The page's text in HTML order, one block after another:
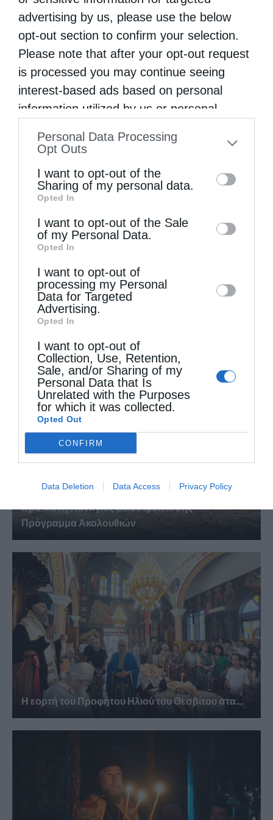
advertising by us, please use the below
opt-out section to confirm your selection.
Please note that after your opt-out request
is processed you may continue seeing
interest-based ads based on personal
information utilized by us or personal
to your opt-out. You may separately opt-out
information by third parties on the IAB’s list
of downstream participants. This
information may also be disclosed by us to
third parties on theIAB’s List of
Downstream Participants
disclose it to other third parties.
Personal Data Processing
Opt Outs
I want to opt-out of the
Sharing of my personal data.
Opted In
I want to opt-out of the Sale
of my Personal Data.
Opted In
I want to opt-out of
processing my Personal
Data for Targeted
Advertising.
Opted In
I want to opt-out of
Collection, Use, Retention,
Sale, and/or Sharing of my
Personal Data that Is
Unrelated with the Purposes
for which it was collected.
Opted Out
CONFIRM
Data Deletion Data Access Privacy Policy
Στο Προσκύνημα τουΓενεσίου της
Υπεραγίας Θεοτόκου Γορίτσας Βόλου
(Παναγία Τρύπα)θα τελεστεί Ιερά
Παράκληση την Τετάρτη 27/5 στις 17.00.
ΜΗΤΡΌΠΟΛΗ ΔΗΜΗΤΡΙΆΔΟΣ
ΜΟΙΡΑΣΟΥ 0
Προηγούμενο άρθρο
Ο Άγιος Σωφρόνιος Σαχάρωφ στο Άγιον Όρος
Επόμενο άρθρο
Η Κυριακή των Αγίων Πατέρων στην Ι. Μ. Αιτωλοακαρνανίας
(φωτο)
ΔΕΙΤΕ ΕΠΙΣΗΣ
Ιερά Μονή Παναγίας Εικοσιφοινίσσης –
Πρόγραμμα Ακολουθιών
Η εορτή του Προφήτου Ηλιού του Θεσβίτου στα...